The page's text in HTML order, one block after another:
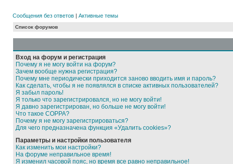
Сообщения без ответов | Активные темы
Список форумов
Вход на форум и регистрация
Почему я не могу войти на форум?
Зачем вообще нужна регистрация?
Почему мне периодически приходится заново вводить имя и пароль?
Как сделать, чтобы я не появлялся в списке активных пользователей?
Я забыл пароль!
Я только что зарегистрировался, но не могу войти!
Я давно зарегистрирован, но больше не могу войти!
Что такое COPPA?
Почему я не могу зарегистрироваться?
Для чего предназначена функция «Удалить cookies»?
Параметры и настройки пользователя
Как изменить мои настройки?
На форуме неправильное время!
Я изменил часовой пояс, но время все равно неправильное!